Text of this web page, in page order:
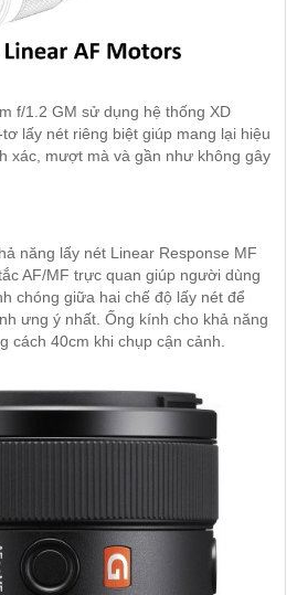
f/1.2 GM sử dụng hệ thống XD
lấy nét riêng biệt giúp mang lại hiệu
xác, mượt mà và gần như không gây
năng lấy nét Linear Response MF
AF/MF trực quan giúp người dùng
chóng giữa hai chế độ lấy nét để
ưng ý nhất. Ống kính cho khả năng
cách 40cm khi chụp cận cảnh.